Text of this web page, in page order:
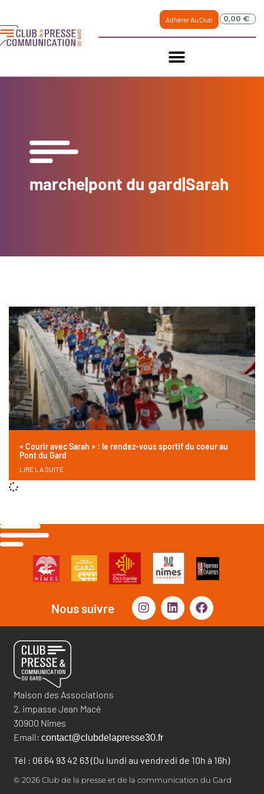
Adhérer Au Club 0,00 €
marche|pont du gard|Sarah
« Courir avec Sarah » : le rendez-vous sportif du coeur au
Pont du Gard
LIRE LA SUITE
Nous suivre
Maison des Associations
2, impasse Jean Macé
30900 Nîmes
Email: contact@clubdelapresse30.fr
Tél : 06 64 93 42 63 (Du lundi au vendredi de 10h à 16h)
© 2026 Club de la presse et de la communication du Gard